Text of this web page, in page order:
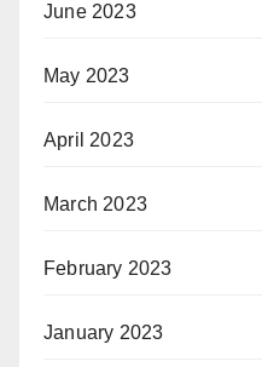
June 2023
May 2023
April 2023
March 2023
February 2023
January 2023